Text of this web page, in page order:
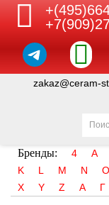
zakaz@ceram-
Бренды: 4 A
K
L M N O
X
Y Z А Г